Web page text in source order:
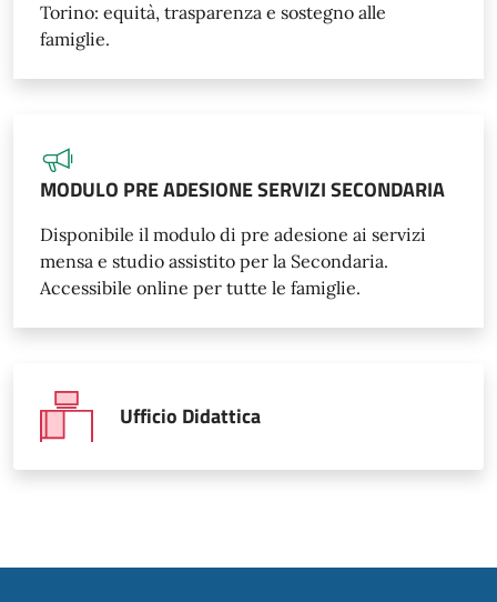
Torino: equità, trasparenza e sostegno alle
famiglie.
MODULO PRE ADESIONE SERVIZI SECONDARIA
Disponibile il modulo di pre adesione ai servizi
mensa e studio assistito per la Secondaria.
Accessibile online per tutte le famiglie.
Ufficio Didattica